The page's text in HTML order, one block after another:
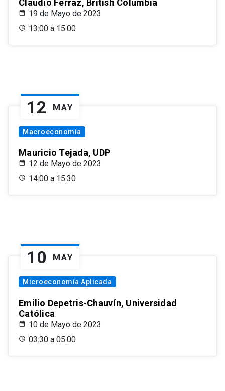
Claudio Ferraz, British Columbia
19 de Mayo de 2023
13:00 a 15:00
12 MAY
Macroeconomía
Mauricio Tejada, UDP
12 de Mayo de 2023
14:00 a 15:30
10 MAY
Microeconomía Aplicada
Emilio Depetris-Chauvín, Universidad
Católica
10 de Mayo de 2023
03:30 a 05:00